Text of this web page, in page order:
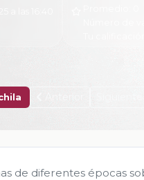
de diferentes épocas